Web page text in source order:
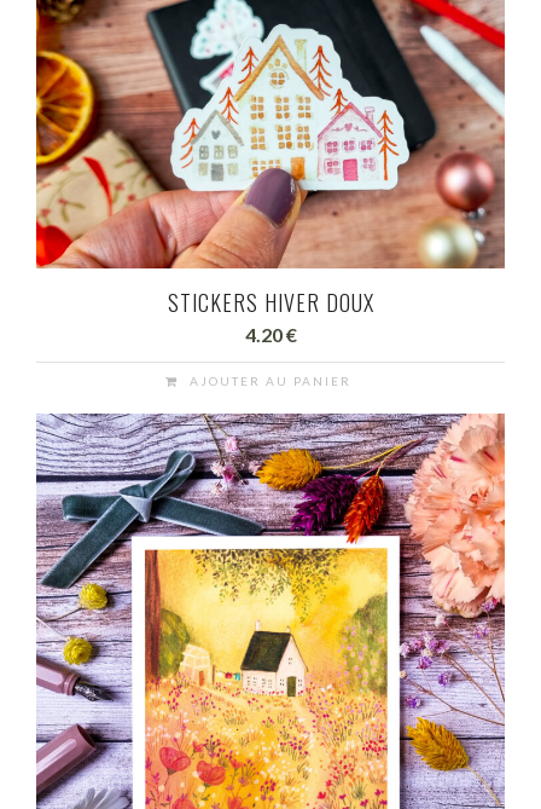
STICKERS HIVER DOUX
4.20€
AJOUTER AU PANIER